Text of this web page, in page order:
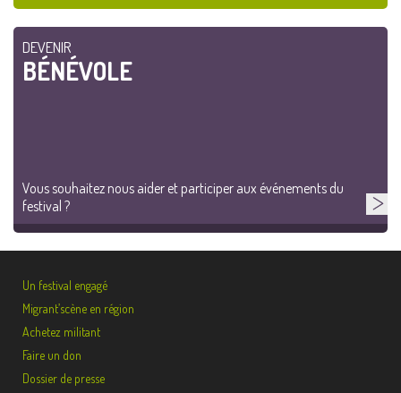
DEVENIR
BÉNÉVOLE
Vous souhaitez nous aider et participer aux événements du
festival ?
Un festival engagé
Migrant’scène en région
Achetez militant
Faire un don
Dossier de presse